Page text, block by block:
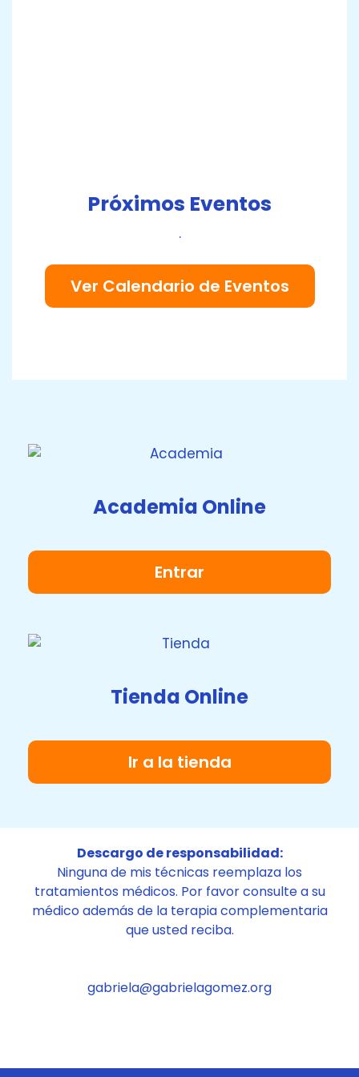
Próximos Eventos
.
Ver Calendario de Eventos
Academia Online
Entrar
Tienda Online
Ir a la tienda
Descargo de responsabilidad:
Ninguna de mis técnicas reemplaza los
tratamientos médicos. Por favor consulte a su
médico además de la terapia complementaria
que usted reciba.
gabriela@gabrielagomez.org